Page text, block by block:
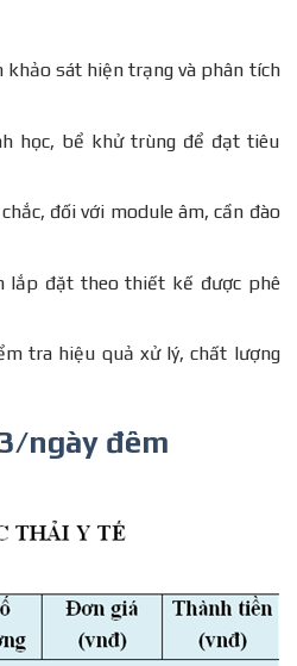
khảo sát hiện trạng và phân tích
học, bể khử trùng để đạt tiêu
đối với module âm, cần đào
lắp đặt theo thiết kế được phê
tra hiệu quả xử lý, chất lượng
ngày đêm